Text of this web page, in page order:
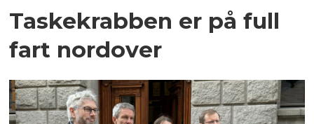
Taskekrabben er på full
fart nordover